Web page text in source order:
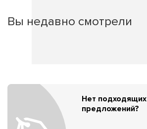
Вы недавно смотрели
Нет подходящих
предложений?